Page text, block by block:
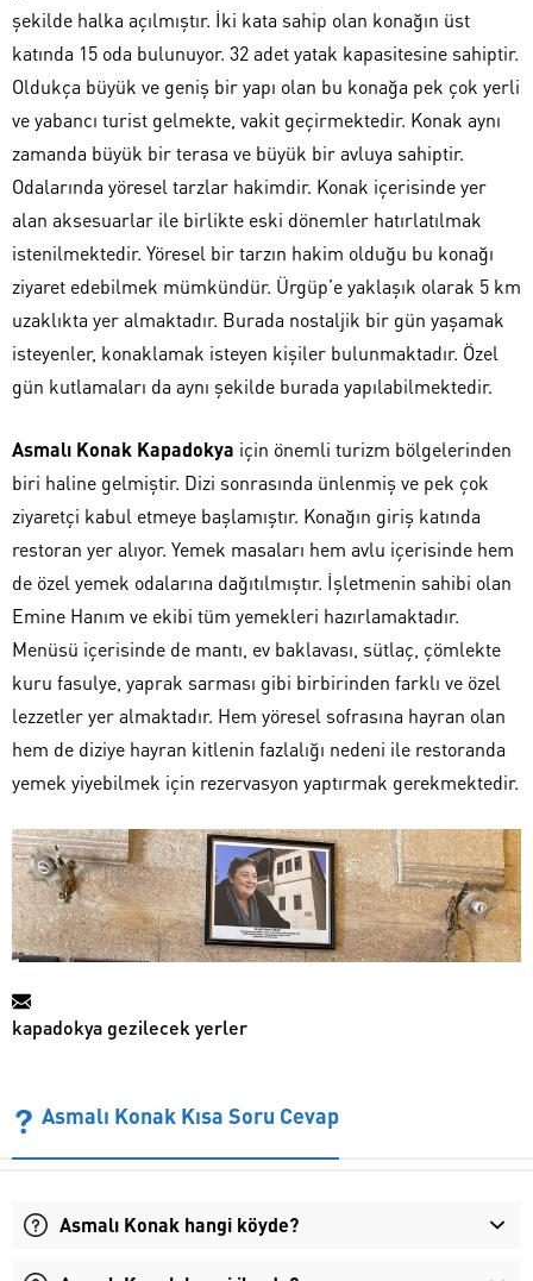
şekilde halka açılmıştır. İki kata sahip olan konağın üst
katında 15 oda bulunuyor. 32 adet yatak kapasitesine sahiptir.
Oldukça büyük ve geniş bir yapı olan bu konağa pek çok yerli
ve yabancı turist gelmekte, vakit geçirmektedir. Konak aynı
zamanda büyük bir terasa ve büyük bir avluya sahiptir.
Odalarında yöresel tarzlar hakimdir. Konak içerisinde yer
alan aksesuarlar ile birlikte eski dönemler hatırlatılmak
istenilmektedir. Yöresel bir tarzın hakim olduğu bu konağı
ziyaret edebilmek mümkündür. Ürgüp’e yaklaşık olarak 5 km
uzaklıkta yer almaktadır. Burada nostaljik bir gün yaşamak
isteyenler, konaklamak isteyen kişiler bulunmaktadır. Özel
gün kutlamaları da aynı şekilde burada yapılabilmektedir.
Asmalı Konak Kapadokya için önemli turizm bölgelerinden
biri haline gelmiştir. Dizi sonrasında ünlenmiş ve pek çok
ziyaretçi kabul etmeye başlamıştır. Konağın giriş katında
restoran yer alıyor. Yemek masaları hem avlu içerisinde hem
de özel yemek odalarına dağıtılmıştır. İşletmenin sahibi olan
Emine Hanım ve ekibi tüm yemekleri hazırlamaktadır.
Menüsü içerisinde de mantı, ev baklavası, sütlaç, çömlekte
kuru fasulye, yaprak sarması gibi birbirinden farklı ve özel
lezzetler yer almaktadır. Hem yöresel sofrasına hayran olan
hem de diziye hayran kitlenin fazlalığı nedeni ile restoranda
yemek yiyebilmek için rezervasyon yaptırmak gerekmektedir.
kapadokya gezilecek yerler
Asmalı Konak Kısa Soru Cevap
Asmalı Konak hangi köyde?